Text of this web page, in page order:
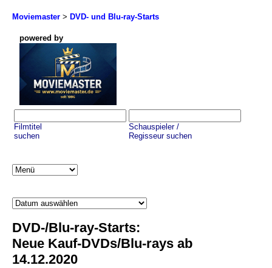
Moviemaster > DVD- und Blu-ray-Starts
powered by
Filmtitel
suchen
Schauspieler /
Regisseur suchen
DVD-/Blu-ray-Starts:
Neue Kauf-DVDs/Blu-rays ab
14.12.2020